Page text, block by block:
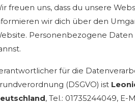
freuen uns, dass du unsere
wir dich über den
Personenbezogene
für die
(DSGVO) ist
, Tel.: 01735244049, E-